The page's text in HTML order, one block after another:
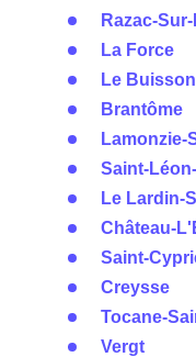
Razac-
La Force
Le
Brantôme
Lamonzie-
Saint-
Le Lardin-
Château-
Saint-
Creysse
Tocane-
Vergt